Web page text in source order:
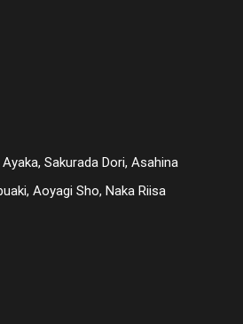
Sakurada Dori, Asahina
Aoyagi Sho, Naka Riisa